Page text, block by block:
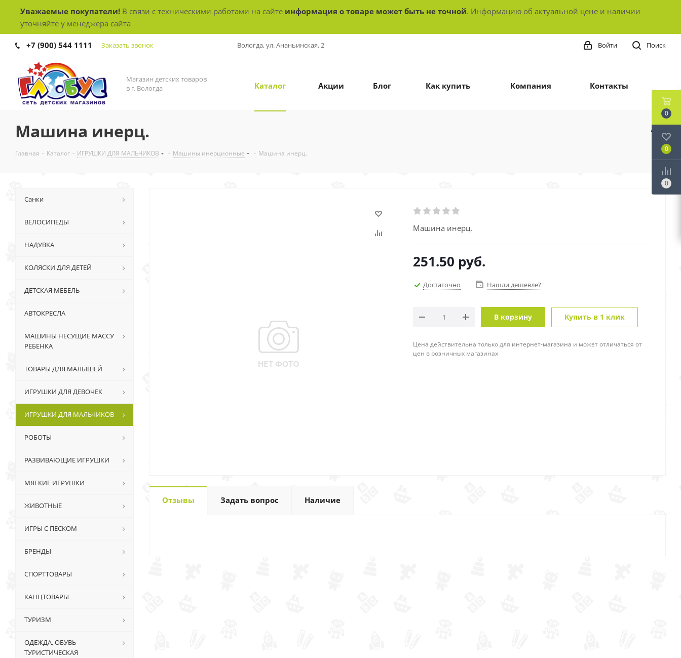
Уважаемые покупатели! В связи с техническими работами на сайте информация о товаре может быть не точной. Информацию об актуальной цене и наличии
уточняйте у менеджера сайта
+7 (900) 544 1111 Заказать звонок Вологда, ул. Ананьинская, 2 Поиск
Войти
Магазин детских товаров
в г. Вологда
Каталог Акции Блог Как купить Компания Контакты
Машина инерц.
Главная - Каталог - ИГРУШКИ ДЛЯ МАЛЬЧИКОВ - Машины инерционные - Машина инерц.
Машина инерц.
251.50 руб.
Достаточно Нашли дешевле?
В корзину Купить в 1 клик
Цена действительна только для интернет-магазина и может отличаться от
цен в розничных магазинах
Отзывы Задать вопрос Наличие
Санки
ВЕЛОСИПЕДЫ
НАДУВКА
КОЛЯСКИ ДЛЯ ДЕТЕЙ
ДЕТСКАЯ МЕБЕЛЬ
АВТОКРЕСЛА
МАШИНЫ НЕСУЩИЕ МАССУ
РЕБЕНКА
ТОВАРЫ ДЛЯ МАЛЫШЕЙ
ИГРУШКИ ДЛЯ ДЕВОЧЕК
ИГРУШКИ ДЛЯ МАЛЬЧИКОВ
РОБОТЫ
РАЗВИВАЮЩИЕ ИГРУШКИ
МЯГКИЕ ИГРУШКИ
ЖИВОТНЫЕ
ИГРЫ С ПЕСКОМ
БРЕНДЫ
СПОРТТОВАРЫ
КАНЦТОВАРЫ
ТУРИЗМ
ОДЕЖДА, ОБУВЬ
ТУРИСТИЧЕСКАЯ
0
0
0